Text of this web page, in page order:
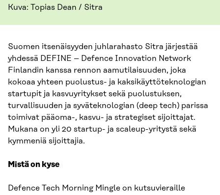
Kuva: Topias Dean / Sitra
Suomen itsenäisyyden juhlarahasto Sitra järjestää
yhdessä DEFINE – Defence Innovation Network
Finlandin kanssa rennon aamutilaisuuden, joka
kokoaa yhteen puolustus- ja kaksikäyttöteknologian
startupit ja kasvuyritykset sekä puolustuksen,
turvallisuuden ja syväteknologian (deep tech) parissa
toimivat pääoma-, kasvu- ja strategiset sijoittajat.
Mukana on yli 20 startup- ja scaleup-yritystä sekä
kymmeniä sijoittajia.
Mistä on kyse
Defence Tech Morning Mingle on kutsuvieraille